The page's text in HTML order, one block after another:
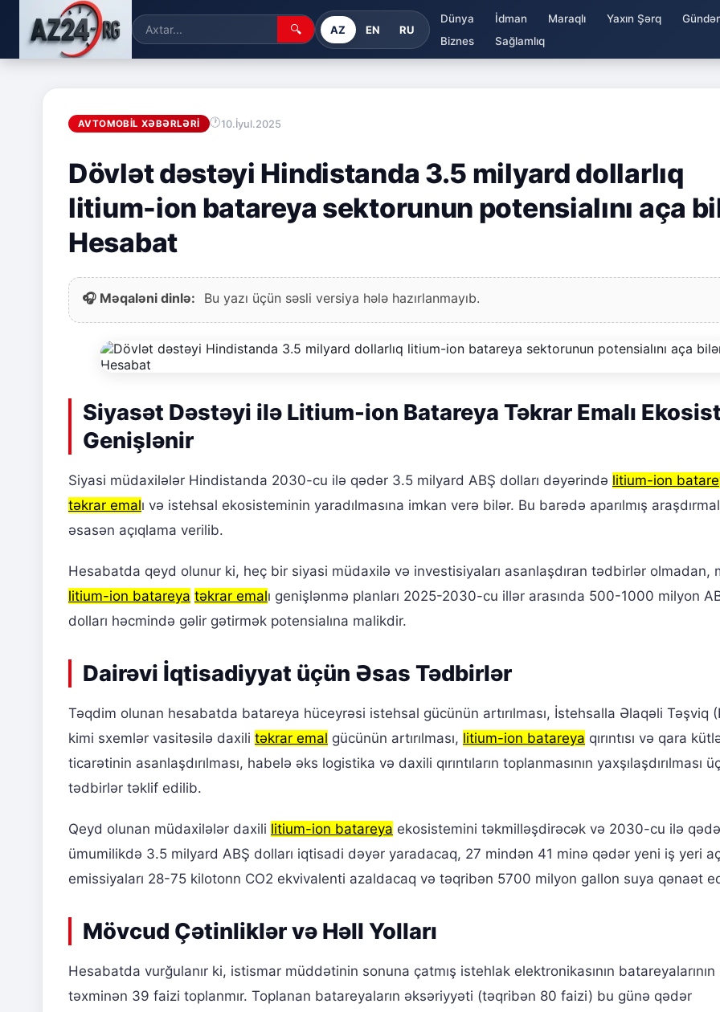
🔍 AZ EN RU
Dünya İdman Maraqlı Yaxın Şərq
Biznes
Sağlamlıq
AVTOMOBIL XƏBƏRLƏRI 10.İyul.2025
Dövlət dəstəyi Hindistanda 3.5 milyard dollarlıq
litium-ion batareya sektorunun potensialını aça
Hesabat
🎧 Məqaləni dinlə: Bu yazı üçün səsli versiya hələ hazırlanmayıb.
Siyasət Dəstəyi ilə Litium-ion Batareya Təkrar Emalı
Genişlənir
Siyasi müdaxilələr Hindistanda 2030-cu ilə qədər 3.5 milyard ABŞ dolları dəyərində litium-ion
təkrar emalı və istehsal ekosisteminin yaradılmasına imkan verə bilər. Bu barədə aparılmış
əsasən açıqlama verilib.
Hesabatda qeyd olunur ki, heç bir siyasi müdaxilə və investisiyaları asanlaşdıran tədbirlər olmadan,
litium-ion batareya təkrar emalı genişlənmə planları 2025-2030-cu illər arasında 500-1000 milyon
dolları həcmində gəlir gətirmək potensialına malikdir.
Dairəvi İqtisadiyyat üçün Əsas Tədbirlər
Təqdim olunan hesabatda batareya hüceyrəsi istehsal gücünün artırılması, İstehsalla Əlaqəli Təşviq
kimi sxemlər vasitəsilə daxili təkrar emal gücünün artırılması, litium-ion batareya qırıntısı və qara
ticarətinin asanlaşdırılması, habelə əks logistika və daxili qırıntıların toplanmasının yaxşılaşdırılması
tədbirlər təklif edilib.
Qeyd olunan müdaxilələr daxili litium-ion batareya ekosistemini təkmilləşdirəcək və 2030-cu ilə
ümumilikdə 3.5 milyard ABŞ dolları iqtisadi dəyər yaradacaq, 27 mindən 41 minə qədər yeni iş yeri
emissiyaları 28-75 kilotonn CO2 ekvivalenti azaldacaq və təqribən 5700 milyon gallon suya qənaət
Mövcud Çətinliklər və Həll Yolları
Hesabatda vurğulanır ki, istismar müddətinin sonuna çatmış istehlak elektronikasının batareyalarının
təxminən 39 faizi toplanmır. Toplanan batareyaların əksəriyyəti (təqribən 80 faizi) bu günə qədər